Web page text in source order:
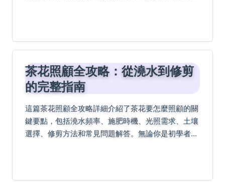
茶花照顧全攻略：從澆水到修剪
的完整指南
這篇茶花照顧全攻略詳細介紹了茶花要怎麼照顧的關
鍵要點，包括澆水頻率、施肥時機、光照需求、土壤
選擇、修剪方法和常見問題解答。無論你是初學者還